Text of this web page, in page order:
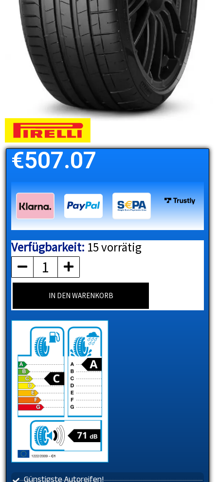
€507.07
Verfügbarkeit: 15 vorrätig
PIRELLI
Menge
IN DEN WARENKORB